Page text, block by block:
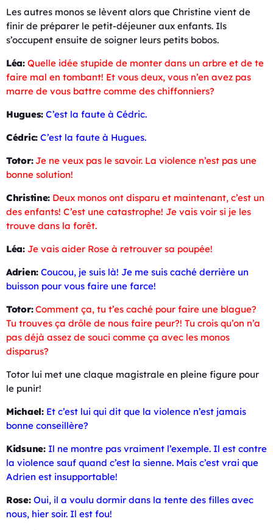
Les autres monos se lèvent alors que Christine vient de
finir de préparer le petit-déjeuner aux enfants. Ils
s’occupent ensuite de soigner leurs petits bobos.
Léa: Quelle idée stupide de monter dans un arbre et de te
faire mal en tombant! Et vous deux, vous n’en avez pas
marre de vous battre comme des chiffonniers?
Hugues: C’est la faute à Cédric.
Cédric: C’est la faute à Hugues.
Totor: Je ne veux pas le savoir. La violence n’est pas une
bonne solution!
Christine: Deux monos ont disparu et maintenant, c’est un
des enfants! C’est une catastrophe! Je vais voir si je les
trouve dans la forêt.
Léa: Je vais aider Rose à retrouver sa poupée!
Adrien: Coucou, je suis là! Je me suis caché derrière un
buisson pour vous faire une farce!
Totor: Comment ça, tu t’es caché pour faire une blague?
Tu trouves ça drôle de nous faire peur?! Tu crois qu’on n’a
pas déjà assez de souci comme ça avec les monos
disparus?
Totor lui met une claque magistrale en pleine figure pour
le punir!
Michael: Et c’est lui qui dit que la violence n’est jamais
bonne conseillère?
Kidsune: Il ne montre pas vraiment l’exemple. Il est contre
la violence sauf quand c’est la sienne. Mais c’est vrai que
Adrien est insupportable!
Rose: Oui, il a voulu dormir dans la tente des filles avec
nous, hier soir. Il est fou!